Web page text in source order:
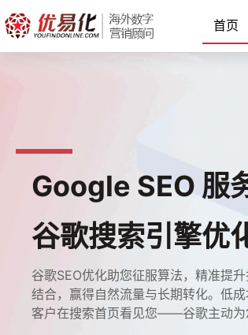
至
内
首页
Google SEO 服
谷歌搜索引擎优
谷歌SEO优化助您征服算法，精准提
结合，赢得自然流量与长期转化。低
客户在搜索首页看见您——谷歌主动为